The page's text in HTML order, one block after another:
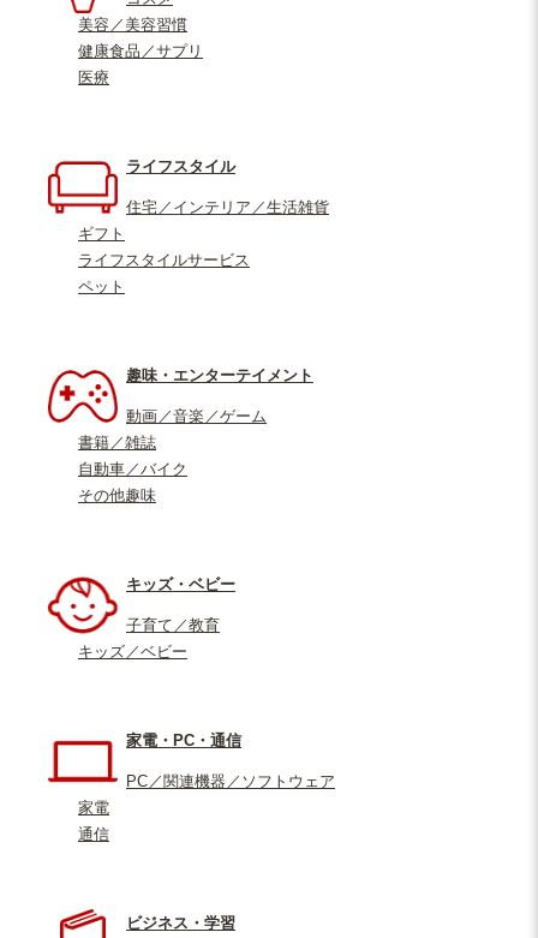
美容／美容習慣
健康食品／サプリ
医療
ライフスタイル
住宅／インテリア／生活雑貨
ギフト
ライフスタイルサービス
ペット
趣味・エンターテイメント
動画／音楽／ゲーム
書籍／雑誌
自動車／バイク
その他趣味
キッズ・ベビー
子育て／教育
キッズ／ベビー
家電・PC・通信
PC／関連機器／ソフトウェア
家電
通信
ビジネス・学習